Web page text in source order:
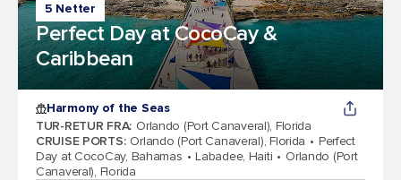
5 Netter
Perfect Day at CocoCay &
Caribbean
Harmony of the Seas
TUR-RETUR FRA: Orlando (Port Canaveral), Florida
CRUISE PORTS: Orlando (Port Canaveral), Florida
Perfect
Day at CocoCay, Bahamas
Labadee, Haiti
Orlando (Port
Canaveral), Florida